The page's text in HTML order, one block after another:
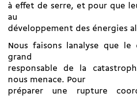
à effet de serre, et pour que
au
développement des énergies
Nous faisons lanalyse que
grand
responsable de la
nous menace. Pour
préparer une rupture